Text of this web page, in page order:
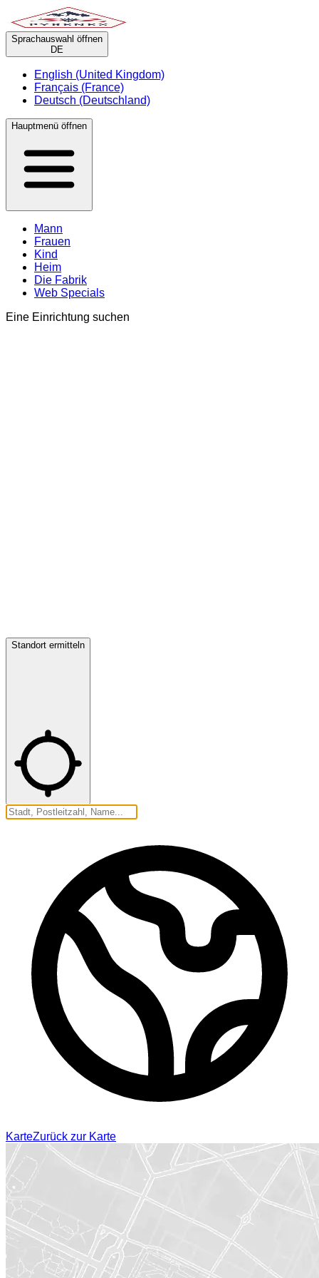
Sprachauswahl öffnen
DE
English (United Kingdom)
Français (France)
Deutsch (Deutschland)
Hauptmenü öffnen
Mann
Frauen
Kind
Heim
Die Fabrik
Web Specials
Eine Einrichtung suchen
Standort ermitteln
KarteZurück zur Karte